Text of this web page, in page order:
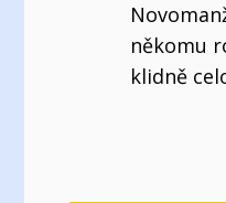
někomu
klidně